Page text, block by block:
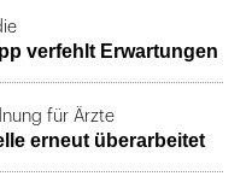
verfehlt Erwartungen
für Ärzte
erneut überarbeitet